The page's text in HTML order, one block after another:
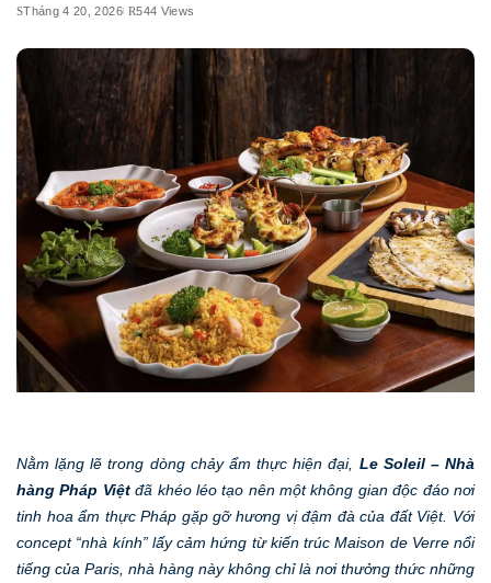
Tháng 4 20, 2026 544 Views
Nằm lặng lẽ trong dòng chảy ẩm thực hiện đại, Le Soleil – Nhà
hàng Pháp Việtđã khéo léo tạo nên một không gian độc đáo nơi
tinh hoa ẩm thực Pháp gặp gỡ hương vị đậm đà của đất Việt. Với
concept “nhà kính” lấy cảm hứng từ kiến trúc Maison de Verre nổi
tiếng của Paris, nhà hàng này không chỉ là nơi thưởng thức những